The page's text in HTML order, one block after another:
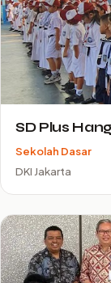
SD Plus
Sekolah Dasar
DKI Jakarta